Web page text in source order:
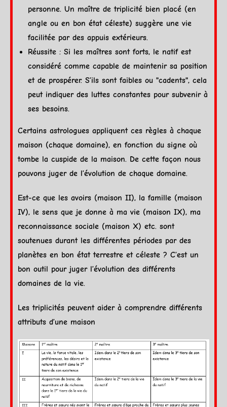
personne. Un maître de triplicité bien placé (en
angle ou en bon état céleste) suggère une vie
facilitée par des appuis extérieurs.
Réussite : Si les maîtres sont forts, le natif est
considéré comme capable de maintenir sa position
et de prospérer. S’ils sont faibles ou "cadents", cela
peut indiquer des luttes constantes pour subvenir à
ses besoins.
Certains astrologues appliquent ces règles à chaque
maison (chaque domaine), en fonction du signe où
tombe la cuspide de la maison. De cette façon nous
pouvons juger de l’évolution de chaque domaine.
Est-ce que les avoirs (maison II), la famille (maison
IV), le sens que je donne à ma vie (maison IX), ma
reconnaissance sociale (maison X) etc. sont
soutenues durant les différentes périodes par des
planètes en bon état terrestre et céleste ? C’est un
bon outil pour juger l’évolution des différents
domaines de la vie.
Les triplicités peuvent aider à comprendre différents
attributs d’une maison